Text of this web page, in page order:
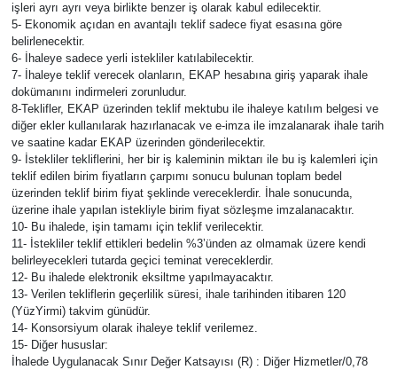
işleri ayrı ayrı veya birlikte benzer iş olarak kabul edilecektir.
5- Ekonomik açıdan en avantajlı teklif sadece fiyat esasına göre
belirlenecektir.
6- İhaleye sadece yerli istekliler katılabilecektir.
7- İhaleye teklif verecek olanların, EKAP hesabına giriş yaparak ihale
dokümanını indirmeleri zorunludur.
8-Teklifler, EKAP üzerinden teklif mektubu ile ihaleye katılım belgesi ve
diğer ekler kullanılarak hazırlanacak ve e-imza ile imzalanarak ihale tarih
ve saatine kadar EKAP üzerinden gönderilecektir.
9- İstekliler tekliflerini, her bir iş kaleminin miktarı ile bu iş kalemleri için
teklif edilen birim fiyatların çarpımı sonucu bulunan toplam bedel
üzerinden teklif birim fiyat şeklinde vereceklerdir. İhale sonucunda,
üzerine ihale yapılan istekliyle birim fiyat sözleşme imzalanacaktır.
10- Bu ihalede, işin tamamı için teklif verilecektir.
11- İstekliler teklif ettikleri bedelin %3’ünden az olmamak üzere kendi
belirleyecekleri tutarda geçici teminat vereceklerdir.
12- Bu ihalede elektronik eksiltme yapılmayacaktır.
13- Verilen tekliflerin geçerlilik süresi, ihale tarihinden itibaren 120
(YüzYirmi) takvim günüdür.
14- Konsorsiyum olarak ihaleye teklif verilemez.
15- Diğer hususlar:
İhalede Uygulanacak Sınır Değer Katsayısı (R) : Diğer Hizmetler/0,78